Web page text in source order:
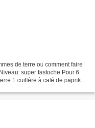
de terre ou comment faire
super fastoche Pour 6
1 cuillère à café de paprika